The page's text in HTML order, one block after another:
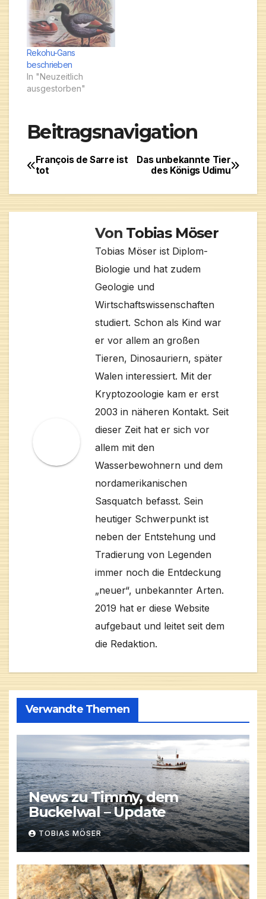
Rekohu-Gans
beschrieben
In "Neuzeitlich
ausgestorben"
Beitragsnavigation
Das unbekannte Tier
des Königs Udimu
François de Sarre ist
tot
Von Tobias Möser
Tobias Möser ist Diplom-
Biologie und hat zudem
Geologie und
Wirtschaftswissenschaften
studiert. Schon als Kind war
er vor allem an großen
Tieren, Dinosauriern, später
Walen interessiert. Mit der
Kryptozoologie kam er erst
2003 in näheren Kontakt. Seit
dieser Zeit hat er sich vor
allem mit den
Wasserbewohnern und dem
nordamerikanischen
Sasquatch befasst. Sein
heutiger Schwerpunkt ist
neben der Entstehung und
Tradierung von Legenden
immer noch die Entdeckung
„neuer“, unbekannter Arten.
2019 hat er diese Website
aufgebaut und leitet seit dem
die Redaktion.
Verwandte Themen
News zu Timmy, dem
Buckelwal – Update
TOBIAS MÖSER